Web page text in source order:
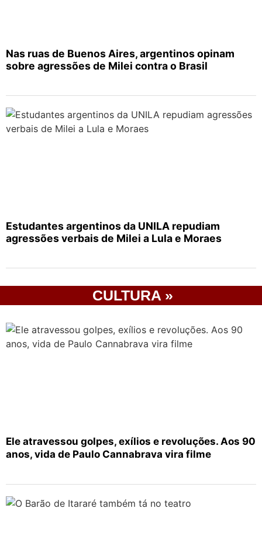
Nas ruas de Buenos Aires, argentinos opinam
sobre agressões de Milei contra o Brasil
Estudantes argentinos da UNILA repudiam
agressões verbais de Milei a Lula e Moraes
CULTURA »
Ele atravessou golpes, exílios e revoluções. Aos 90
anos, vida de Paulo Cannabrava vira filme